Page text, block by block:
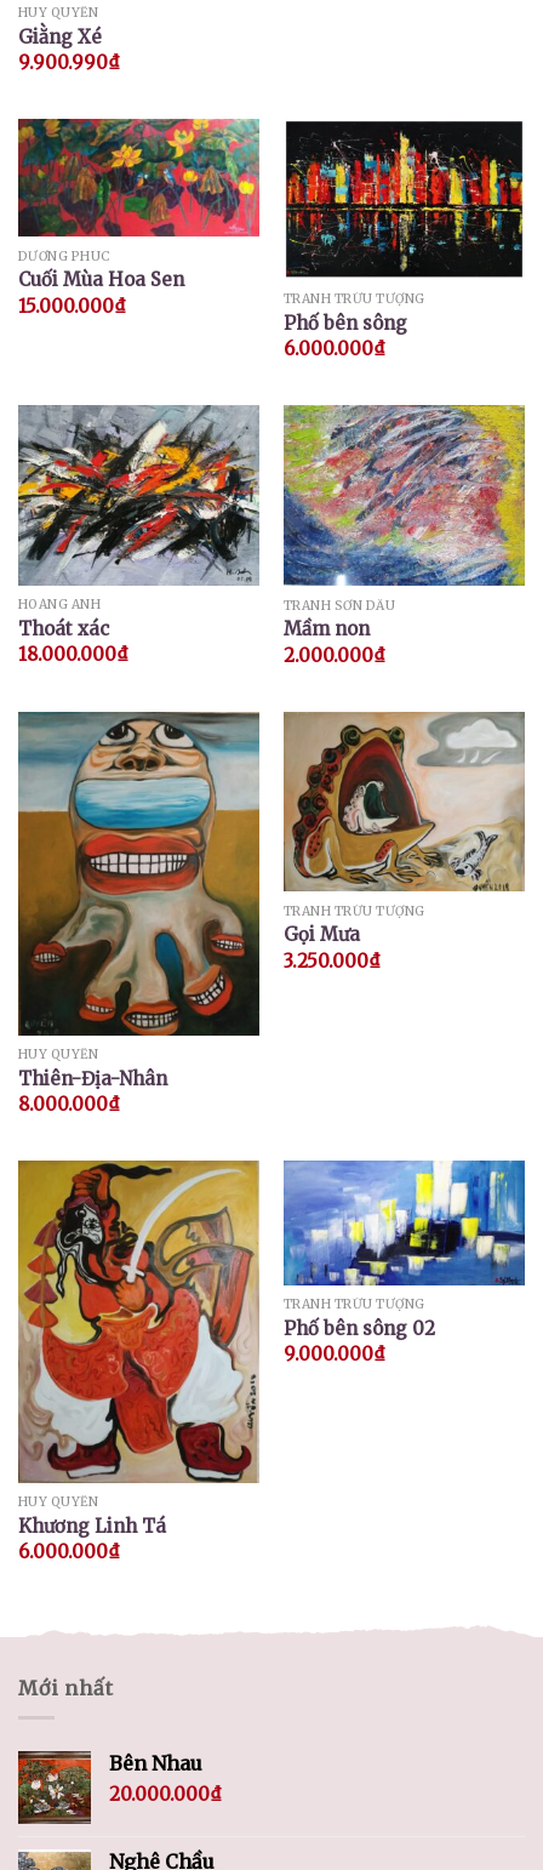
HUY QUYỂN
Giằng Xé
9.900.990₫
DƯƠNG PHÚC
Cuối Mùa Hoa Sen
15.000.000₫ TRANH TRỪU TƯỢNG
Phố bên sông
6.000.000₫
HOÀNG ANH
Thoát xác
18.000.000₫
TRANH SƠN DẦU
Mầm non
2.000.000₫
HUY QUYỂN
Thiên-Địa-Nhân
8.000.000₫
TRANH TRỪU TƯỢNG
Gọi Mưa
3.250.000₫
HUY QUYỂN
Khương Linh Tá
6.000.000₫
TRANH TRỪU TƯỢNG
Phố bên sông 02
9.000.000₫
Mới nhất
Bên Nhau
20.000.000₫
Nghê Chầu